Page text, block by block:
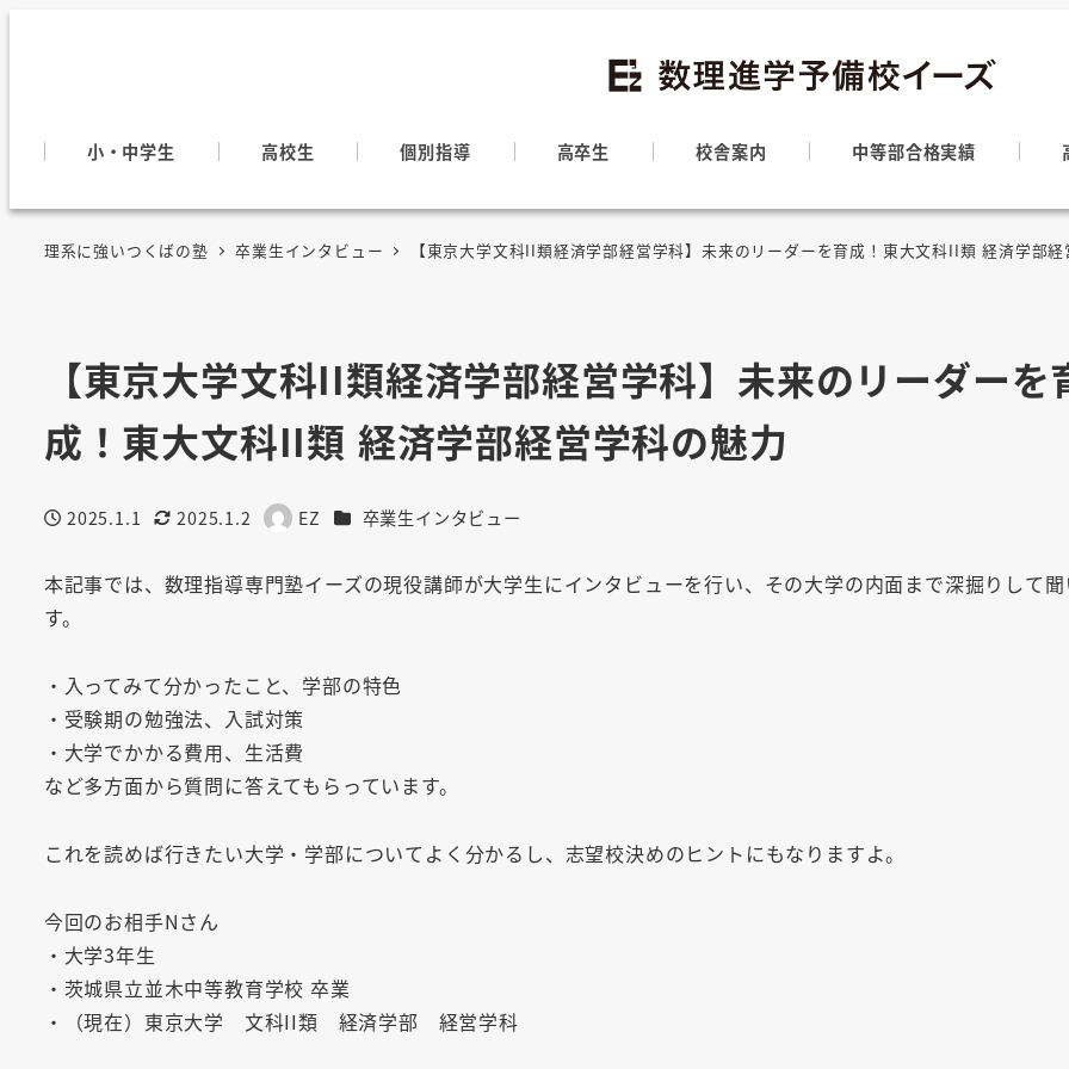
小・中学生 高校生 個別指導 高卒生 校舎案内 中等部合格実績
理系に強いつくばの塾 卒業生インタビュー 【東京大学文科II類経済学部経営学科】未来のリーダーを育成！東大文科II類 経済学部
【東京大学文科II類経済学部経営学科】未来のリーダーを
成！東大文科II類 経済学部経営学科の魅力
投稿日
2025.1.1
更新日
2025.1.2
著
EZ カテゴリー
卒業生インタビュー
本記事では、数理指導専門塾イーズの現役講師が大学生にインタビューを行い、その大学の内面まで深掘りして
す。
・入ってみて分かったこと、学部の特色
・受験期の勉強法、入試対策
・大学でかかる費用、生活費
など多方面から質問に答えてもらっています。
これを読めば行きたい大学・学部についてよく分かるし、志望校決めのヒントにもなりますよ。
今回のお相手Nさん
・大学3年生
・茨城県立並木中等教育学校 卒業
・（現在）東京大学 文科II類 経済学部 経営学科